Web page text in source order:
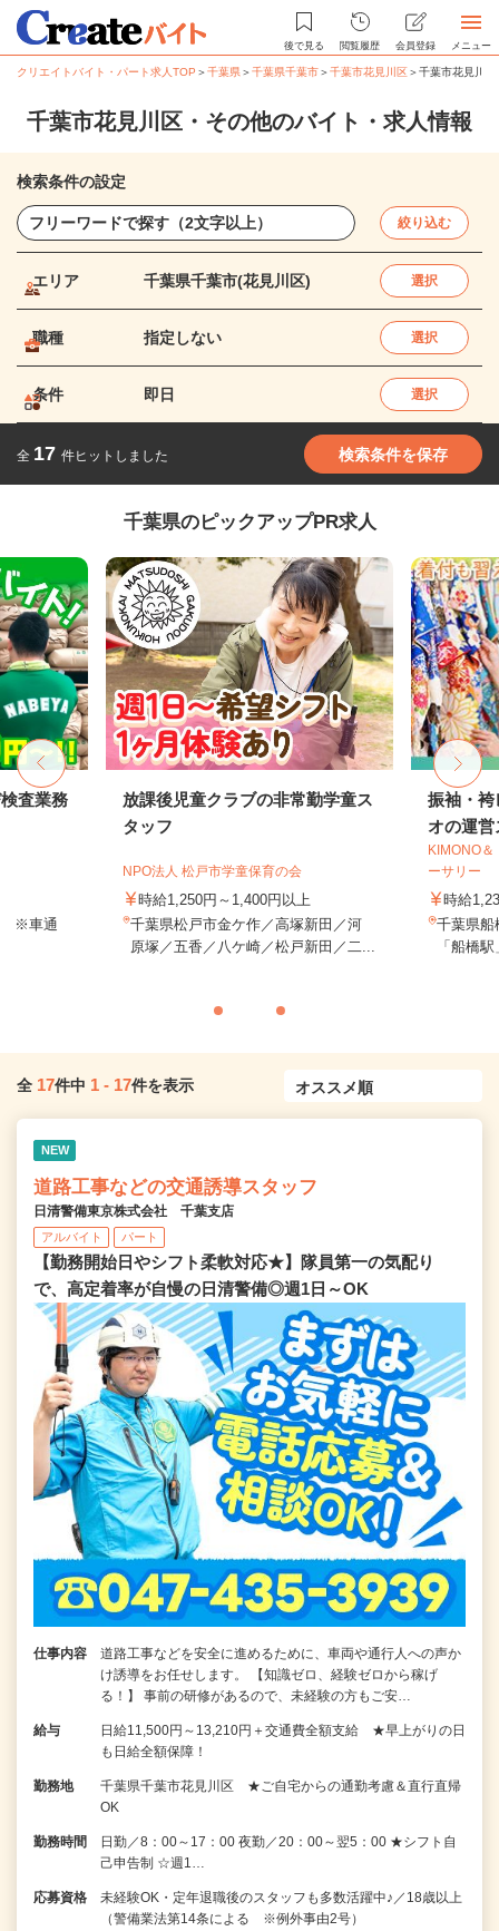
後で見る 閲覧履歴 会員登録 メニュー
クリエイトバイト・パート求人TOP ＞千葉県＞千葉県千葉市＞千葉市花見川区＞千葉市花見川
千葉市花見川区・その他のバイト・求人情報
検索条件の設定
絞り込む
エリア 千葉県千葉市(花見川区) 選択
職種 指定しない 選択
条件 即日 選択
全 17 件ヒットしました 検索条件を保存
千葉県のピックアップPR求人
査業務
※車通
放課後児童クラブの非常勤学童ス
タッフ
NPO法人 松戸市学童保育の会
時給1,250円～1,400円以上
千葉県松戸市金ケ作／高塚新田／河
原塚／五香／八ケ崎／松戸新田／二...
振袖・袴
オの運営
KIMONO
ーサリー
時給
千葉県船
「船橋
全 17件中 1 - 17件を表示
NEW
道路工事などの交通誘導スタッフ
日清警備東京株式会社 千葉支店
アルバイト パート
【勤務開始日やシフト柔軟対応★】隊員第一の気配り
で、高定着率が自慢の日清警備◎週1日～OK
仕事内容
道路工事などを安全に進めるために、車両や通行人への声か
け誘導をお任せします。 【知識ゼロ、経験ゼロから稼げ
る！】 事前の研修があるので、未経験の方もご安…
給与
日給11,500円～13,210円＋交通費全額支給 ★早上がりの日
も日給全額保障！
勤務地
千葉県千葉市花見川区 ★ご自宅からの通勤考慮＆直行直帰
OK
勤務時間
日勤／8：00～17：00 夜勤／20：00～翌5：00 ★シフト自
己申告制 ☆週1…
応募資格
未経験OK・定年退職後のスタッフも多数活躍中♪／18歳以上
（警備業法第14条による ※例外事由2号）